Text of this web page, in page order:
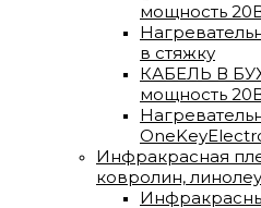
мощность
в стяжку
КАБЕЛЬ В
мощность
Инфракрасная
ковролин,